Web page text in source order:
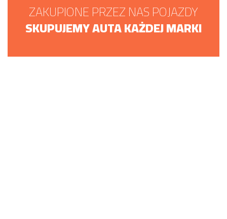
ZAKUPIONE PRZEZ NAS POJAZDY
SKUPUJEMY AUTA KAŻDEJ MARKI